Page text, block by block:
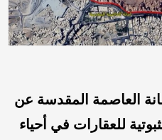
العاصمة المقدسة عن
للعقارات في أحياء